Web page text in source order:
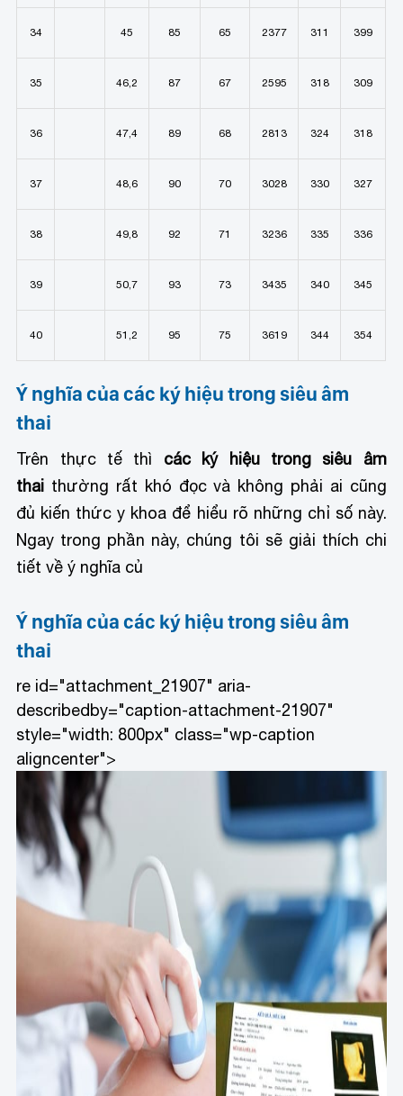
34 45 85 65 2377 311 399
35 46,2 87 67 2595 318 309
36 47,4 89 68 2813 324 318
37 48,6 90 70 3028 330 327
38 49,8 92 71 3236 335 336
39 50,7 93 73 3435 340 345
40 51,2 95 75 3619 344 354
Ý nghĩa củacác ký hiệu trong siêu âm
thai
Trên thực tế thì các ký hiệu trong siêu âm
thai thường rất khó đọc và không phải ai cũng
đủ kiến thức y khoa để hiểu rõ những chỉ số này.
Ngay trong phần này, chúng tôi sẽ giải thích chi
tiết về ý nghĩa củ
Ý nghĩa củacác ký hiệu trong siêu âm
thai
re id="attachment_21907" aria-
describedby="caption-attachment-21907"
style="width: 800px" class="wp-caption
aligncenter">